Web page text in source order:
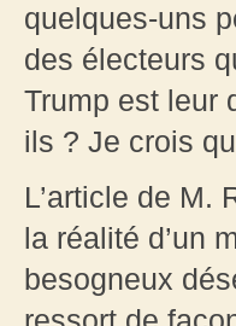
quelques-uns
des électeurs
Trump est leur
ils ? Je crois
L’article de M.
la réalité d’un
besogneux